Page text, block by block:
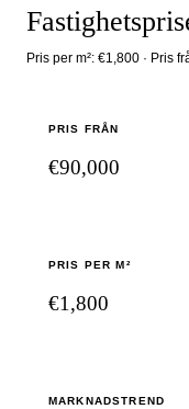
Pris per m²: €1,800 · Pris
PRIS FRÅN
€90,000
PRIS PER M²
€1,800
MARKNADSTREND